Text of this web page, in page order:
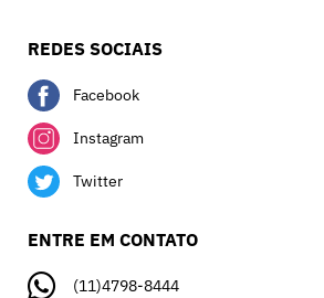
REDES SOCIAIS
Facebook
Instagram
Twitter
ENTRE EM CONTATO
(11)4798-8444